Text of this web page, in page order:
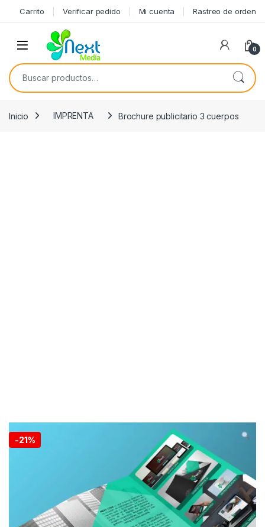
Skip to navigation
Skip to content
Carrito Verificar pedido Mi cuenta Rastreo de orden
0
Buscar por:
Inicio IMPRENTA Brochure publicitario 3 cuerpos
-21%